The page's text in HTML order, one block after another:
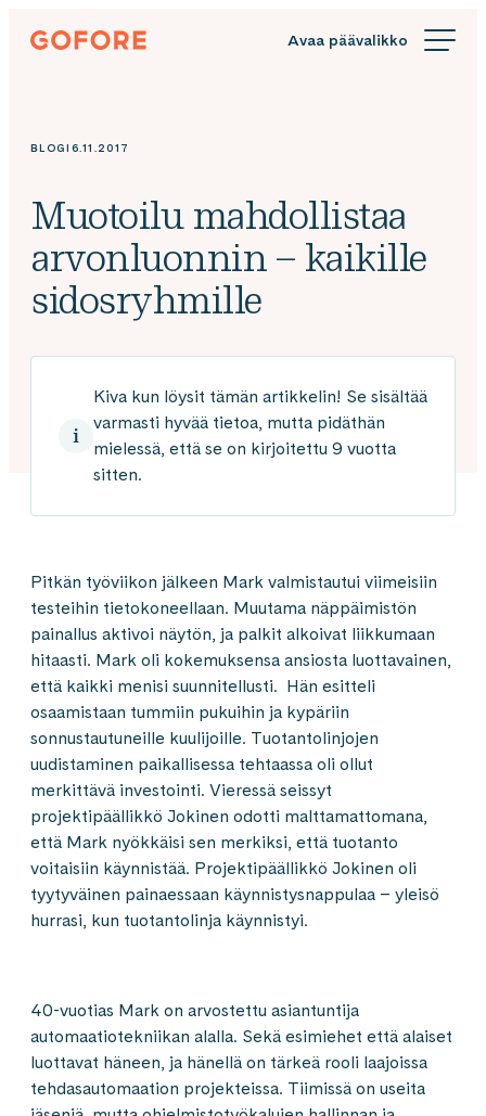
Siirry
suoraan
Gofore
knowledge
BLOGI 6.11.2017
Muotoilu mahdollistaa
arvonluonnin – kaikille
sidosryhmille
Kiva kun löysit tämän artikkelin! Se sisältää
varmasti hyvää tietoa, mutta pidäthän
mielessä, että se on kirjoitettu 9 vuotta
sitten.
Pitkän työviikon jälkeen Mark valmistautui viimeisiin
testeihin tietokoneellaan. Muutama näppäimistön
painallus aktivoi näytön, ja palkit alkoivat liikkumaan
hitaasti. Mark oli kokemuksensa ansiosta luottavainen,
että kaikki menisi suunnitellusti. Hän esitteli
osaamistaan tummiin pukuihin ja kypäriin
sonnustautuneille kuulijoille. Tuotantolinjojen
uudistaminen paikallisessa tehtaassa oli ollut
merkittävä investointi. Vieressä seissyt
projektipäällikkö Jokinen odotti malttamattomana,
että Mark nyökkäisi sen merkiksi, että tuotanto
voitaisiin käynnistää. Projektipäällikkö Jokinen oli
tyytyväinen painaessaan käynnistysnappulaa – yleisö
hurrasi, kun tuotantolinja käynnistyi.
40-vuotias Mark on arvostettu asiantuntija
automaatiotekniikan alalla. Sekä esimiehet että alaiset
luottavat häneen, ja hänellä on tärkeä rooli laajoissa
tehdasautomaation projekteissa. Tiimissä on useita